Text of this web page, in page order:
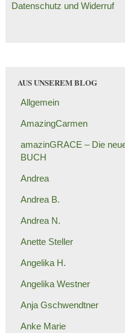
Datenschutz und Widerruf
AUS UNSEREM BLOG
Allgemein
AmazingCarmen
amazinGRACE – Die
BUCH
Andrea
Andrea B.
Andrea N.
Anette Steller
Angelika H.
Angelika Westner
Anja Gschwendtner
Anke Marie